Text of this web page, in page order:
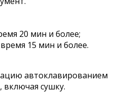
20 мин и более;
15 мин и более.
автоклавированием
включая сушку.